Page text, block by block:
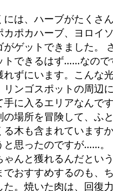
には、ハーブがたくさ
カポカハーブ、ヨロイ
がゲットできました
トできるはず……なの
ずにいます。こんな
リンゴスポットの周辺
手に入るエリアなんで
の場所を冒険して、ふ
る木も含まれています
思ったのですが……。
ゃんと獲れるんだとい
でおすすめするのも
た。焼いた肉は、回復